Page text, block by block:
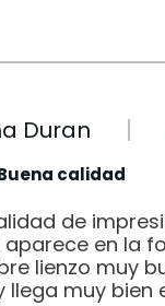
Duran
calidad
de
en la
lienzo muy
llega muy bien